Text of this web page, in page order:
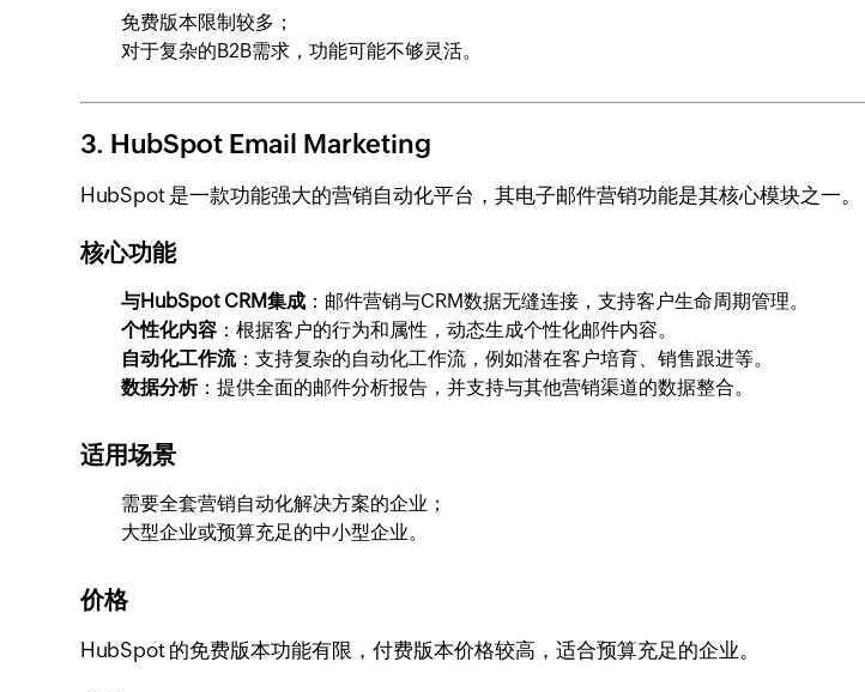
免费版本限制较多；
对于复杂的B2B需求，功能可能不够灵活。
3. HubSpot Email Marketing
HubSpot 是一款功能强大的营销自动化平台，其电子邮件营销功能是其核心模块之一。
核心功能
与HubSpot CRM集成 ：邮件营销与CRM数据无缝连接，支持客户生命周期管理。
个性化内容 ：根据客户的行为和属性，动态生成个性化邮件内容。
自动化工作流：支持复杂的自动化工作流，例如潜在客户培育、销售跟进等。
数据分析：提供全面的邮件分析报告，并支持与其他营销渠道的数据整合。
适用场景
需要全套营销自动化解决方案的企业；
大型企业或预算充足的中小型企业。
价格
HubSpot 的免费版本功能有限，付费版本价格较高，适合预算充足的企业。